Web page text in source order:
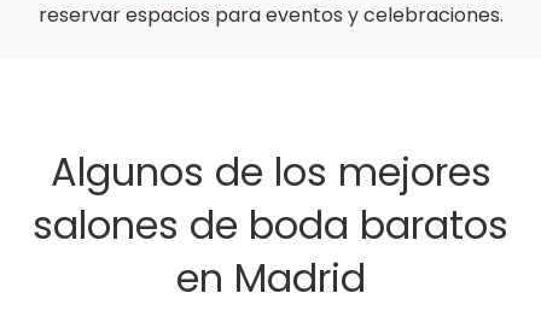
reservar espacios para eventos y celebraciones.
Algunos de los mejores
salones de boda baratos
en Madrid